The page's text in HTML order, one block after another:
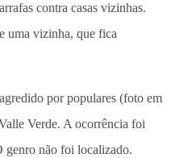
contra casas vizinhas.
uma vizinha, que fica
por populares (foto em
Verde. A ocorrência foi
genro não foi localizado.